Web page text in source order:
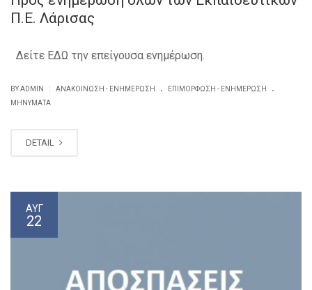
Π.Ε. Λάρισας
Δείτε ΕΔΩ την επείγουσα ενημέρωση.
BY ADMIN ΑΝΑΚΟΊΝΩΣΗ - ΕΝΗΜΈΡΩΣΗ . ΕΠΙΜΌΡΦΩΣΗ - ΕΝΗΜΈΡΩΣΗ .
ΜΗΝΎΜΑΤΑ
DETAIL
ΑΥΓ
22